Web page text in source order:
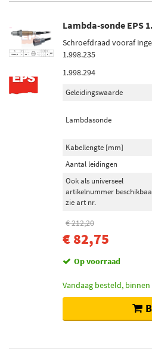
Lambda-sonde EPS
Schroefdraad vooraf
1.998.235
1.998.294
Geleidingswaarde
Lambdasonde
Kabellengte [mm]
Aantal leidingen
Ook als universeel
artikelnummer
zie art nr.
€ 212,20
€ 82,75
Op voorraad
Vandaag besteld,